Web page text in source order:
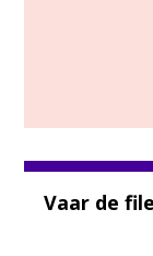
Vaar de